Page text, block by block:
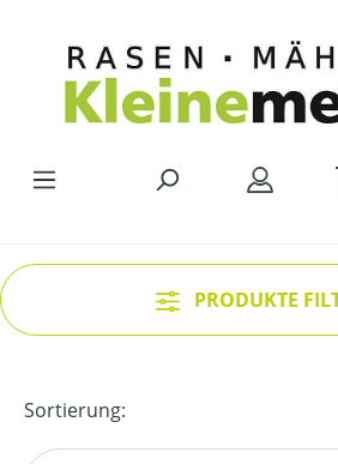
PRODUKTE
Sortierung: